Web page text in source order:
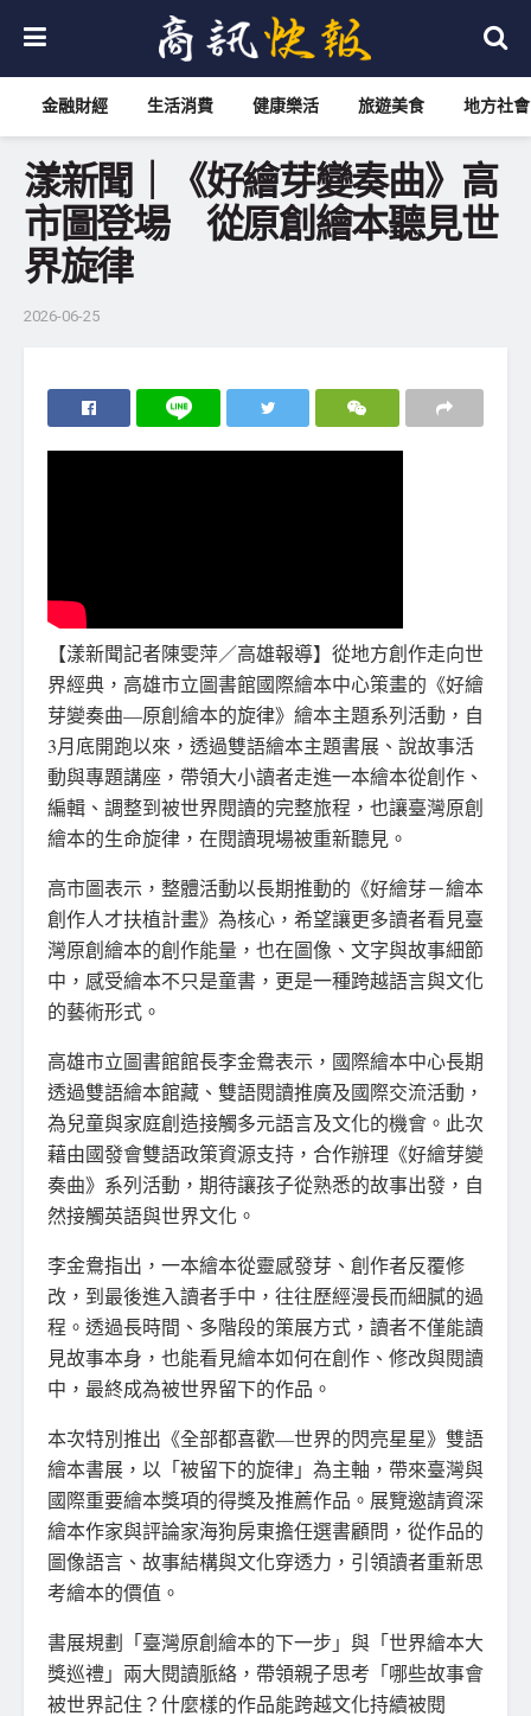
金融財經 生活消費 健康樂活 旅遊美食 地方社會
漾新聞｜《好繪芽變奏曲》高
市圖登場 從原創繪本聽見世
界旋律
2026-06-25
【漾新聞記者陳雯萍／高雄報導】從地方創作走向世
界經典，高雄市立圖書館國際繪本中心策畫的《好繪
芽變奏曲—原創繪本的旋律》繪本主題系列活動，自
3月底開跑以來，透過雙語繪本主題書展、說故事活
動與專題講座，帶領大小讀者走進一本繪本從創作、
編輯、調整到被世界閱讀的完整旅程，也讓臺灣原創
繪本的生命旋律，在閱讀現場被重新聽見。
高市圖表示，整體活動以長期推動的《好繪芽－繪本
創作人才扶植計畫》為核心，希望讓更多讀者看見臺
灣原創繪本的創作能量，也在圖像、文字與故事細節
中，感受繪本不只是童書，更是一種跨越語言與文化
的藝術形式。
高雄市立圖書館館長李金鴦表示，國際繪本中心長期
透過雙語繪本館藏、雙語閱讀推廣及國際交流活動，
為兒童與家庭創造接觸多元語言及文化的機會。此次
藉由國發會雙語政策資源支持，合作辦理《好繪芽變
奏曲》系列活動，期待讓孩子從熟悉的故事出發，自
然接觸英語與世界文化。
李金鴦指出，一本繪本從靈感發芽、創作者反覆修
改，到最後進入讀者手中，往往歷經漫長而細膩的過
程。透過長時間、多階段的策展方式，讀者不僅能讀
見故事本身，也能看見繪本如何在創作、修改與閱讀
中，最終成為被世界留下的作品。
本次特別推出《全部都喜歡—世界的閃亮星星》雙語
繪本書展，以「被留下的旋律」為主軸，帶來臺灣與
國際重要繪本獎項的得獎及推薦作品。展覽邀請資深
繪本作家與評論家海狗房東擔任選書顧問，從作品的
圖像語言、故事結構與文化穿透力，引領讀者重新思
考繪本的價值。
書展規劃「臺灣原創繪本的下一步」與「世界繪本大
獎巡禮」兩大閱讀脈絡，帶領親子思考「哪些故事會
被世界記住？什麼樣的作品能跨越文化持續被閱